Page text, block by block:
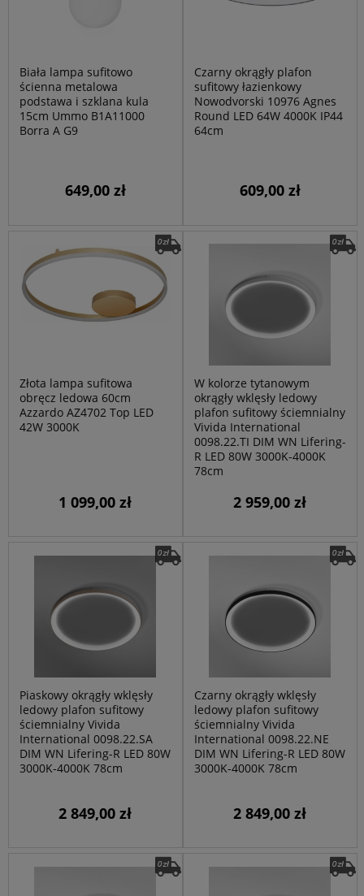
Biała lampa sufitowo
ścienna metalowa
podstawa i szklana kula
15cm Ummo B1A11000
Borra A G9
649,00 zł
Czarny okrągły plafon
sufitowy łazienkowy
Nowodvorski 10976 Agnes
Round LED 64W 4000K IP44
64cm
609,00 zł
Złota lampa sufitowa
obręcz ledowa 60cm
Azzardo AZ4702 Top LED
42W 3000K
1 099,00 zł
W kolorze tytanowym
okrągły wklęsły ledowy
plafon sufitowy ściemnialny
Vivida International
0098.22.TI DIM WN Lifering-
R LED 80W 3000K-4000K
78cm
2 959,00 zł
Piaskowy okrągły wklęsły
ledowy plafon sufitowy
ściemnialny Vivida
International 0098.22.SA
DIM WN Lifering-R LED 80W
3000K-4000K 78cm
2 849,00 zł
Czarny okrągły wklęsły
ledowy plafon sufitowy
ściemnialny Vivida
International 0098.22.NE
DIM WN Lifering-R LED 80W
3000K-4000K 78cm
2 849,00 zł